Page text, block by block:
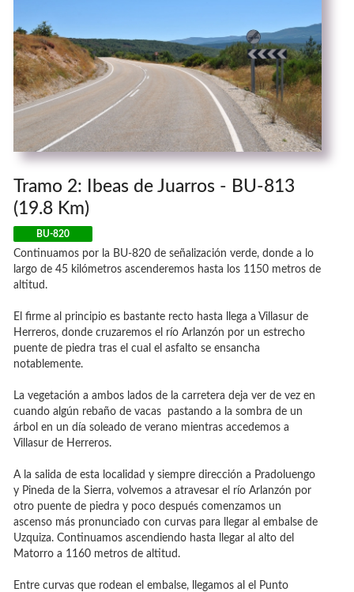
Tramo 2: Ibeas de Juarros - BU-813
(19.8 Km)
BU-820
Continuamos por la BU-820 de señalización verde, donde a lo
largo de 45 kilómetros ascenderemos hasta los 1150 metros de
altitud.
El firme al principio es bastante recto hasta llega a Villasur de
Herreros, donde cruzaremos el río Arlanzón por un estrecho
puente de piedra tras el cual el asfalto se ensancha
notablemente.
La vegetación a ambos lados de la carretera deja ver de vez en
cuando algún rebaño de vacas pastando a la sombra de un
árbol en un día soleado de verano mientras accedemos a
Villasur de Herreros.
A la salida de esta localidad y siempre dirección a Pradoluengo
y Pineda de la Sierra, volvemos a atravesar el río Arlanzón por
otro puente de piedra y poco después comenzamos un
ascenso más pronunciado con curvas para llegar al embalse de
Uzquiza. Continuamos ascendiendo hasta llegar al alto del
Matorro a 1160 metros de altitud.
Entre curvas que rodean el embalse, llegamos al el Punto